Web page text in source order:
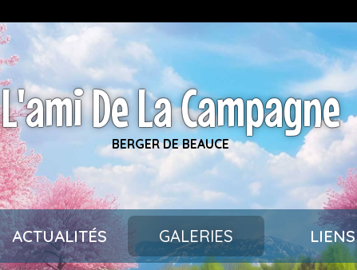
L'ami De La Campagne
BERGER DE BEAUCE
ACTUALITÉS GALERIES LIENS